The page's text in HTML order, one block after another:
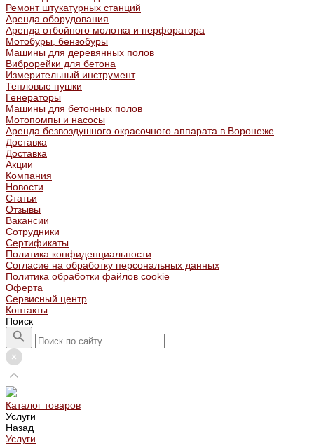
Ремонт штукатурных станций
Аренда оборудования
Аренда отбойного молотка и перфоратора
Мотобуры, бензобуры
Машины для деревянных полов
Виброрейки для бетона
Измерительный инструмент
Тепловые пушки
Генераторы
Машины для бетонных полов
Мотопомпы и насосы
Аренда безвоздушного окрасочного аппарата в Воронеже
Доставка
Доставка
Акции
Компания
Новости
Статьи
Отзывы
Вакансии
Сотрудники
Сертификаты
Политика конфиденциальности
Согласие на обработку персональных данных
Политика обработки файлов cookie
Оферта
Сервисный центр
Контакты
Поиск
Каталог товаров
Услуги
Назад
Услуги